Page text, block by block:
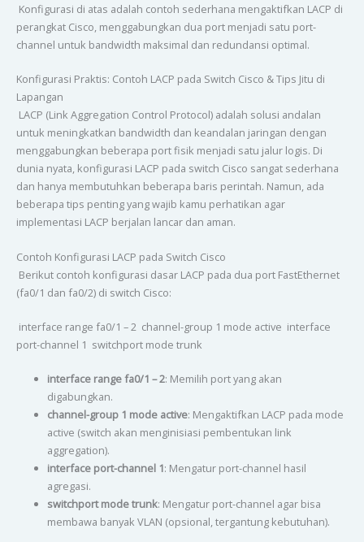
Konfigurasi di atas adalah contoh sederhana mengaktifkan LACP di
perangkat Cisco, menggabungkan dua port menjadi satu port-
channel untuk bandwidth maksimal dan redundansi optimal.
Konfigurasi Praktis: Contoh LACP pada Switch Cisco & Tips Jitu di
Lapangan
LACP (Link Aggregation Control Protocol) adalah solusi andalan
untuk meningkatkan bandwidth dan keandalan jaringan dengan
menggabungkan beberapa port fisik menjadi satu jalur logis. Di
dunia nyata, konfigurasi LACP pada switch Cisco sangat sederhana
dan hanya membutuhkan beberapa baris perintah. Namun, ada
beberapa tips penting yang wajib kamu perhatikan agar
implementasi LACP berjalan lancar dan aman.
Contoh Konfigurasi LACP pada Switch Cisco
Berikut contoh konfigurasi dasar LACP pada dua port FastEthernet
(fa0/1 dan fa0/2) di switch Cisco:
interface range fa0/1 – 2 channel-group 1 mode active interface
port-channel 1 switchport mode trunk
interface range fa0/1 – 2: Memilih port yang akan
digabungkan.
channel-group 1 mode active: Mengaktifkan LACP pada mode
active (switch akan menginisiasi pembentukan link
aggregation).
interface port-channel 1: Mengatur port-channel hasil
agregasi.
switchport mode trunk: Mengatur port-channel agar bisa
membawa banyak VLAN (opsional, tergantung kebutuhan).